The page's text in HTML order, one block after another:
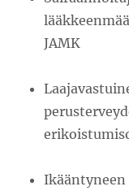
JAMK